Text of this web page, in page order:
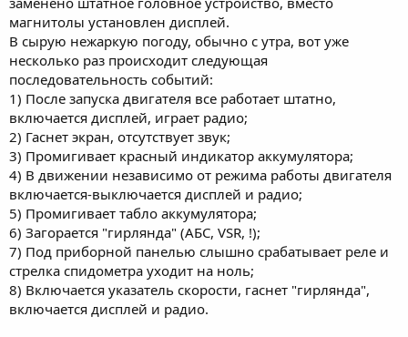
магнитолы установлен дисплей.
В сырую нежаркую погоду, обычно с утра, вот уже
несколько раз происходит следующая
последовательность событий:
1) После запуска двигателя все работает штатно,
включается дисплей, играет радио;
2) Гаснет экран, отсутствует звук;
3) Промигивает красный индикатор аккумулятора;
4) В движении независимо от режима работы двигателя
включается-выключается дисплей и радио;
5) Промигивает табло аккумулятора;
6) Загорается "гирлянда" (АБС, VSR, !);
7) Под приборной панелью слышно срабатывает реле и
стрелка спидометра уходит на ноль;
8) Включается указатель скорости, гаснет "гирлянда",
включается дисплей и радио.